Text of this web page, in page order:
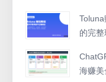
的完
海赚